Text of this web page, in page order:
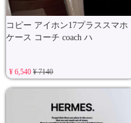
コピー アイホン17プラススマホ
ケース コーチ coach ハ
¥ 6,540¥ 7140